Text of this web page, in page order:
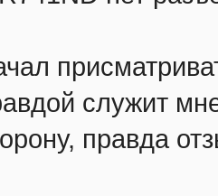
служит
правда